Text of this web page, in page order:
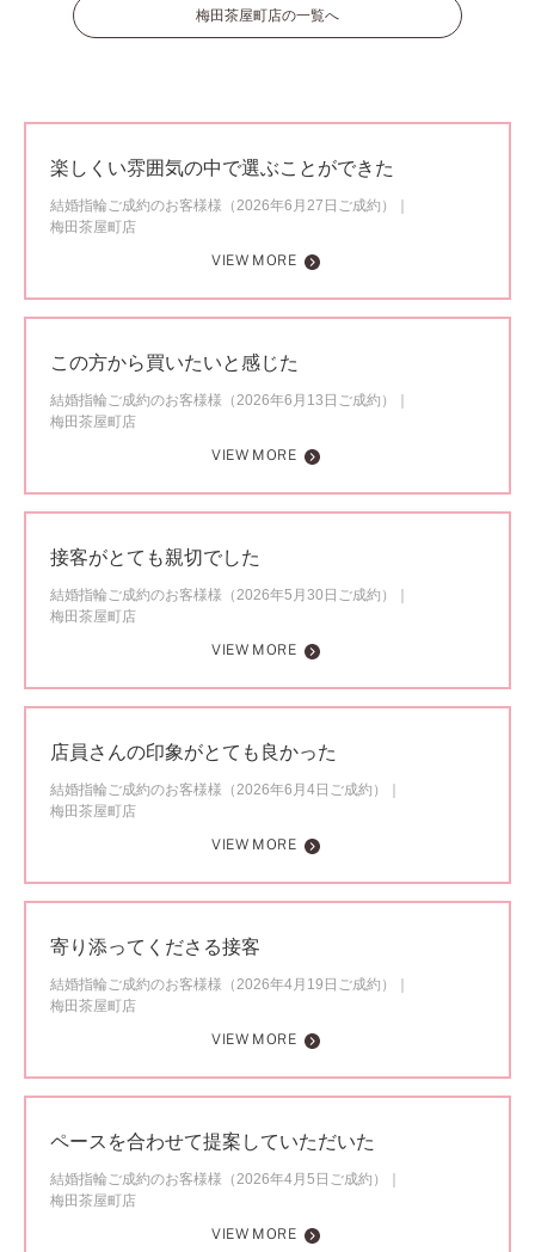
梅田茶屋町店の一覧へ
楽しくい雰囲気の中で選ぶことができた
結婚指輪ご成約のお客様様（2026年6月27日ご成約）
梅田茶屋町店
VIEW MORE
この方から買いたいと感じた
結婚指輪ご成約のお客様様（2026年6月13日ご成約）
梅田茶屋町店
VIEW MORE
接客がとても親切でした
結婚指輪ご成約のお客様様（2026年5月30日ご成約）
梅田茶屋町店
VIEW MORE
店員さんの印象がとても良かった
結婚指輪ご成約のお客様様（2026年6月4日ご成約）
梅田茶屋町店
VIEW MORE
寄り添ってくださる接客
結婚指輪ご成約のお客様様（2026年4月19日ご成約）
梅田茶屋町店
VIEW MORE
ペースを合わせて提案していただいた
結婚指輪ご成約のお客様様（2026年4月5日ご成約）
梅田茶屋町店
VIEW MORE